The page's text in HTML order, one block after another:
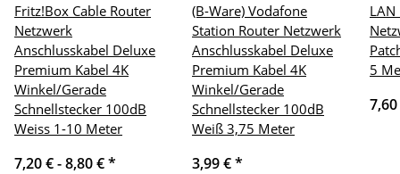
Fritz!Box Cable Router
Netzwerk
Anschlusskabel Deluxe
Premium Kabel 4K
Winkel/Gerade
Schnellstecker 100dB
Weiss 1-10 Meter
7,20 € -8,80 €*
(B-Ware) Vodafone
Station Router Netzwerk
Anschlusskabel Deluxe
Premium Kabel 4K
Winkel/Gerade
Schnellstecker 100dB
Weiß 3,75 Meter
3,99 €*
LAN
5